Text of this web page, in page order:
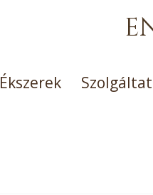
Ékszerek